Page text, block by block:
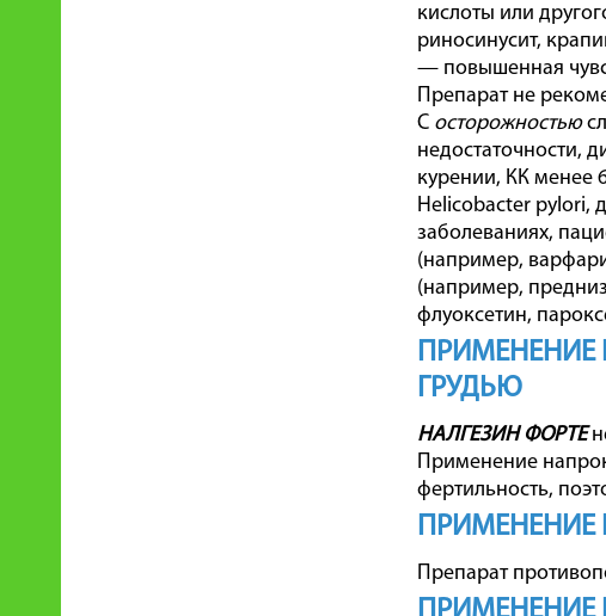
кислоты или
риносинусит,
— повышенная
Препарат не
С осторожностью
недостаточности,
курении, КК менее
Helicobacter pylori,
заболеваниях,
(например,
(например,
флуоксетин,
ПРИМЕНЕНИЕ
ГРУДЬЮ
НАЛГЕЗИН ФОРТЕ
Применение
фертильность,
ПРИМЕНЕНИЕ
Препарат